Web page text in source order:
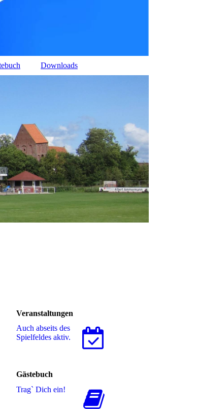
Downloads
Veranstaltungen
Auch abseits des
Spielfeldes aktiv.
Gästebuch
Trag` Dich ein!